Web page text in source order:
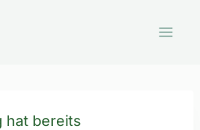
hat bereits